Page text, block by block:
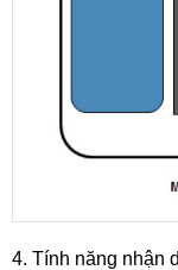
4. Tính năng nhận